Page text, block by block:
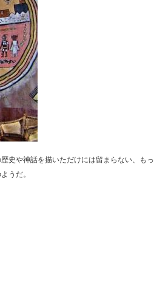
史や神話を描いただけには留まらない、もっ
うだ。